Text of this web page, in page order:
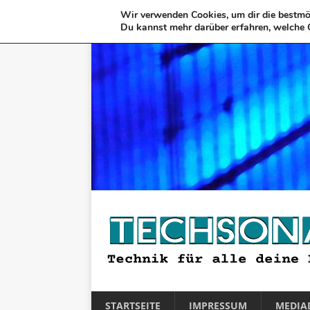
STARTSEITE IMPRESSUM
Wir verwenden Cookies, um dir die
Du kannst mehr darüber erfahren,